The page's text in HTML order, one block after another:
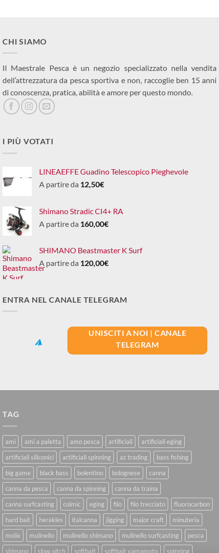
CHI SIAMO
Il Maestrale Pesca è un negozio specializzato nella vendita
dell’attrezzatura da pesca sportiva e non, raccoglie ben 15 anni
di conoscenza, pratica, abilità e amore per questo mondo.
I PIÙ VOTATI
LINEAEFFE Guadino Telescopico Pieghevole
A partire da 12,50€
Shimano Stradic CI4+ RA
A partire da 160,00€
SHIMANO Beastmaster K Surf
A partire da 120,00€
ENTRA NEL CANALE TELEGRAM
UNISCITI A NOI | CANALE
TELEGRAM
TAG
ami ami a paletta amo pesca artificiali
artificiali eging
artificiali siliconici
artificiali spinning az trading
bass fishing
big game
black bass bolentino bolognese
canna
canna da pesca
canna da spinning
canna da traina
canna surfcasting
colmic eging filo filo trecciato
fluorocarbon
hard bait
herakles italcanna jigging major craft
minuteria
molix
mulinello mulinello shimano mulinello surfcasting
pesca
shimano
slow pitch softbait softbait yamamoto spinning